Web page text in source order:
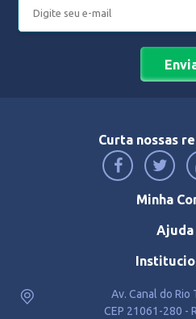
Curta nossas
Minha
Ajuda
Av. Canal do Rio
CEP 21061-280 -